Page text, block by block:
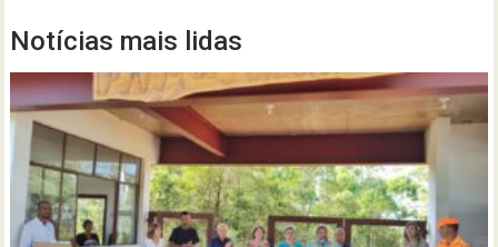
Notícias mais lidas